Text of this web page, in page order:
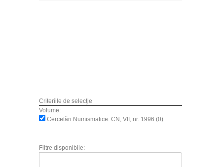
Criteriile de selecţie
Volume:
Cercetări Numismatice: CN, VII, nr. 1996 (0)
Filtre disponibile: